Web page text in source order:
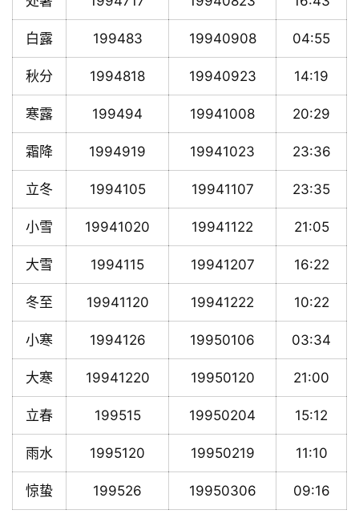
白露 199483 19940908 04:55
秋分 1994818 19940923 14:19
寒露 199494 19941008 20:29
霜降 1994919 19941023 23:36
立冬 1994105 19941107 23:35
小雪 19941020 19941122 21:05
大雪 1994115 19941207 16:22
冬至 19941120 19941222 10:22
小寒 1994126 19950106 03:34
大寒 19941220 19950120 21:00
立春 199515 19950204 15:12
雨水 1995120 19950219 11:10
惊蛰 199526 19950306 09:16